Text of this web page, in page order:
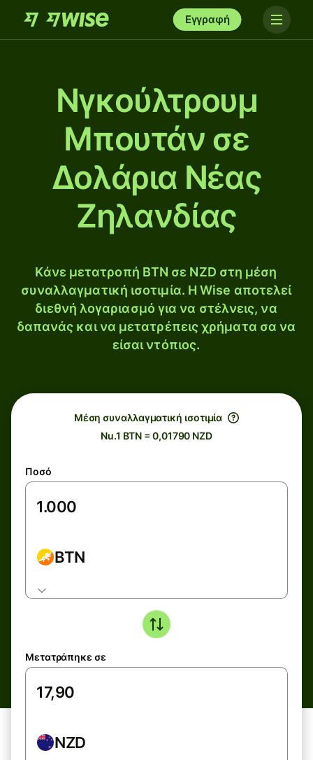
Εγγραφή
Νγκούλτρουμ
Μπουτάν σε
Δολάρια Νέας
Ζηλανδίας
Κάνε μετατροπή BTN σε NZD στη μέση
συναλλαγματική ισοτιμία. Η Wise αποτελεί
διεθνή λογαριασμό για να στέλνεις, να
δαπανάς και να μετατρέπεις χρήματα σα να
είσαι ντόπιος.
Μέση συναλλαγματική ισοτιμία
Nu.1 BTN = 0,01790 NZD
Ποσό
BTN
Μετατράπηκε σε
NZD